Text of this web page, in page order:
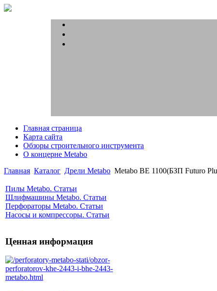
Главная страница
Карта сайта
Обзоры строительного инструмента
О концерне Metabo
Главная Каталог Дрели Metabo Metabo BE 1100(БЗП Futuro
Пилы Metabo. Статьи
Шлифмашины Metabo. Статьи
Перфораторы Metabo. Статьи
Насосы и компрессоры. Статьи
Ценная информация